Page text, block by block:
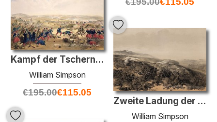
Kampf der Tschernaja, 16. August 1855
William Simpson
€195.00€115.05
Zweite Ladung der Wachen (Schlacht von Inkerman)
William Simpson